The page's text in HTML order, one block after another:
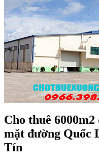
Cho thuê
mặt đường Quốc
Tín